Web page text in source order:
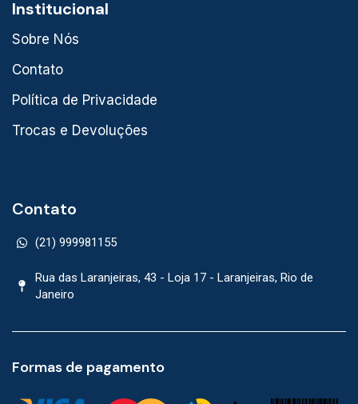
Institucional
Sobre Nós
Contato
Política de Privacidade
Trocas e Devoluções
Contato
(21) 999981155
Rua das Laranjeiras, 43 - Loja 17 - Laranjeiras, Rio de
Janeiro
Formas de pagamento